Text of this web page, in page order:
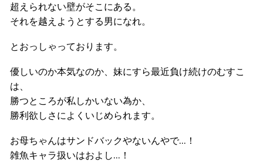
超えられない壁がそこにある。
それを越えようとする男になれ。
とおっしゃっております。
優しいのか本気なのか、妹にすら最近負け続けのむすこ
は、
勝つところが私しかいない為か、
勝利欲しさによくいじめられます。
お母ちゃんはサンドバックやないんやで…！
雑魚キャラ扱いはおよし…！